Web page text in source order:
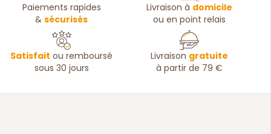
Paiements rapides
&sécurisés
Livraison à domicile
ou en point relais
Satisfait ou remboursé
sous 30 jours
Livraison gratuite
à partir de 79 €